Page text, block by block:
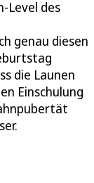
Level des
genau diesen
die Launen
Einschulung